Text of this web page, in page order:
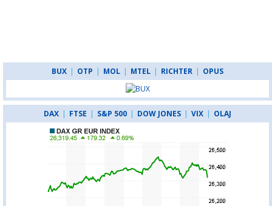
BUX | OTP | MOL | MTEL | RICHTER | OPUS
DAX | FTSE | S&P 500 | DOW JONES | VIX | OLAJ